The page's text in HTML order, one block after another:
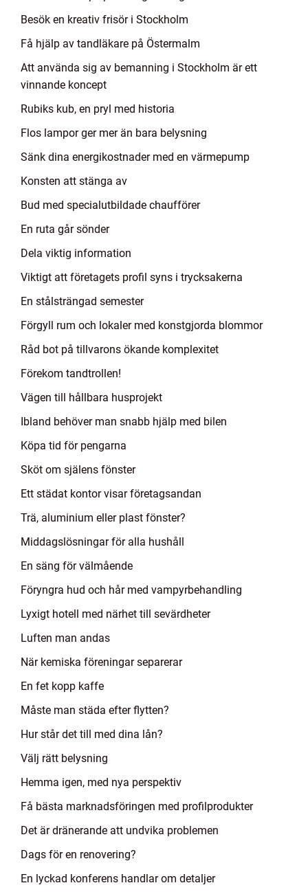
Besök en kreativ frisör i Stockholm
Få hjälp av tandläkare på Östermalm
Att använda sig av bemanning i Stockholm är ett
vinnande koncept
Rubiks kub, en pryl med historia
Flos lampor ger mer än bara belysning
Sänk dina energikostnader med en värmepump
Konsten att stänga av
Bud med specialutbildade chaufförer
En ruta går sönder
Dela viktig information
Viktigt att företagets profil syns i trycksakerna
En stålsträngad semester
Förgyll rum och lokaler med konstgjorda blommor
Råd bot på tillvarons ökande komplexitet
Förekom tandtrollen!
Vägen till hållbara husprojekt
Ibland behöver man snabb hjälp med bilen
Köpa tid för pengarna
Sköt om själens fönster
Ett städat kontor visar företagsandan
Trä, aluminium eller plast fönster?
Middagslösningar för alla hushåll
En säng för välmående
Föryngra hud och hår med vampyrbehandling
Lyxigt hotell med närhet till sevärdheter
Luften man andas
När kemiska föreningar separerar
En fet kopp kaffe
Måste man städa efter flytten?
Hur står det till med dina lån?
Välj rätt belysning
Hemma igen, med nya perspektiv
Få bästa marknadsföringen med profilprodukter
Det är dränerande att undvika problemen
Dags för en renovering?
En lyckad konferens handlar om detaljer